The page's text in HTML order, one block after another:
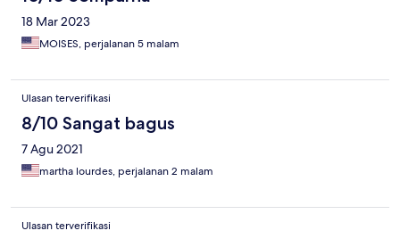
18 Mar 2023
MOISES, perjalanan 5 malam
Ulasan terverifikasi
8/10 Sangat bagus
7 Agu 2021
martha lourdes, perjalanan 2 malam
Ulasan terverifikasi